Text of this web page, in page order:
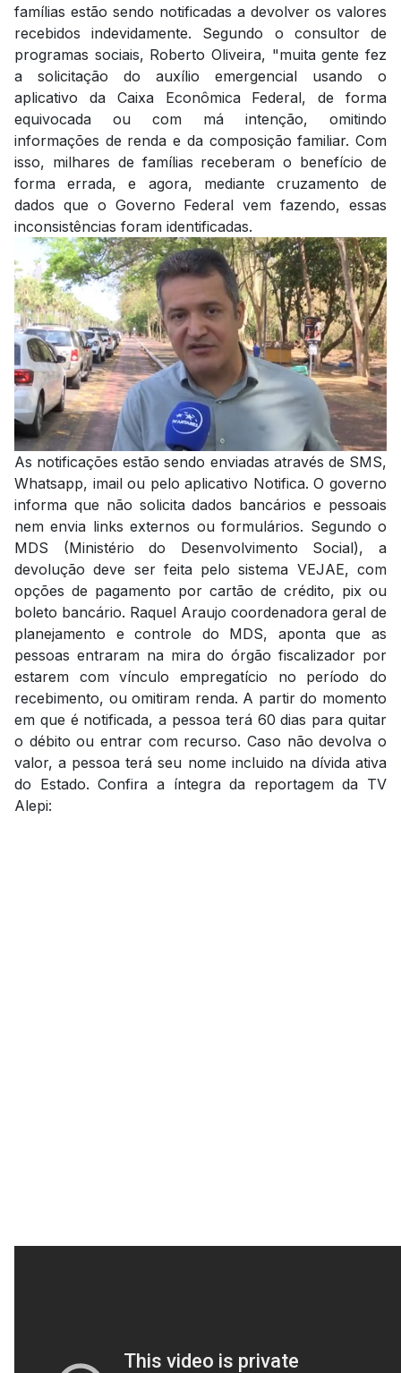
famílias estão sendo notificadas a devolver os valores
recebidos indevidamente. Segundo o consultor de
programas sociais, Roberto Oliveira, "muita gente fez
a solicitação do auxílio emergencial usando o
aplicativo da Caixa Econômica Federal, de forma
equivocada ou com má intenção, omitindo
informações de renda e da composição familiar. Com
isso, milhares de famílias receberam o benefício de
forma errada, e agora, mediante cruzamento de
dados que o Governo Federal vem fazendo, essas
inconsistências foram identificadas.
As notificações estão sendo enviadas através de SMS,
Whatsapp, imail ou pelo aplicativo Notifica. O governo
informa que não solicita dados bancários e pessoais
nem envia links externos ou formulários. Segundo o
MDS (Ministério do Desenvolvimento Social), a
devolução deve ser feita pelo sistema VEJAE, com
opções de pagamento por cartão de crédito, pix ou
boleto bancário. Raquel Araujo coordenadora geral de
planejamento e controle do MDS, aponta que as
pessoas entraram na mira do órgão fiscalizador por
estarem com vínculo empregatício no período do
recebimento, ou omitiram renda. A partir do momento
em que é notificada, a pessoa terá 60 dias para quitar
o débito ou entrar com recurso. Caso não devolva o
valor, a pessoa terá seu nome incluido na dívida ativa
do Estado. Confira a íntegra da reportagem da TV
Alepi: